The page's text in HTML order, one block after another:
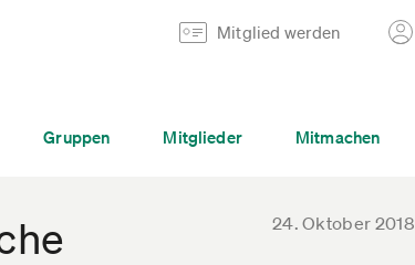
Mitglied werden
Gruppen Mitglieder Mitmachen
24. Oktober 2018